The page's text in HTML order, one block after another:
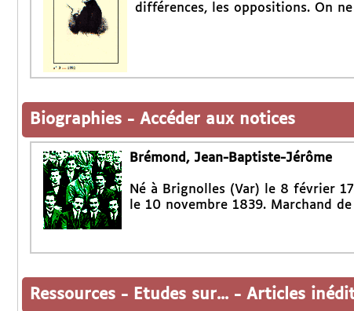
différences, les oppositions. On
Biographies - Accéder aux notices
Brémond, Jean-Baptiste-Jérôme
Né à Brignolles (Var) le 8 février
le 10 novembre 1839. Marchand
Ressources - Etudes sur... - Articles